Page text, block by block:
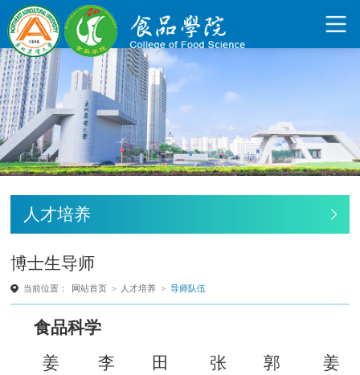
人才培养
博士生导师
当前位置： 网站首页 > 人才培养 > 导师队伍
食品科学
姜
李
田
张
郭
姜